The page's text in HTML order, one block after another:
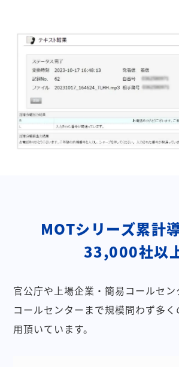
MOTシリーズ累計
33,000社以
官公庁や上場企業・簡易コールセ
コールセンターまで規模問わず多
用頂いています。